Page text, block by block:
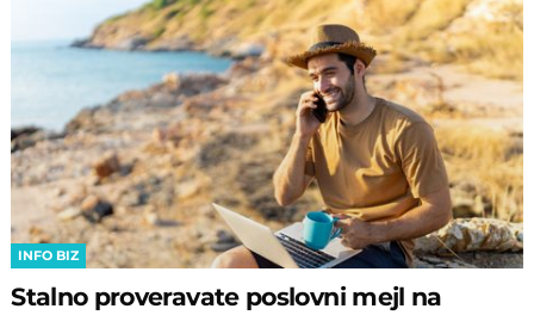
INFO BIZ
Stalno proveravate poslovni mejl na